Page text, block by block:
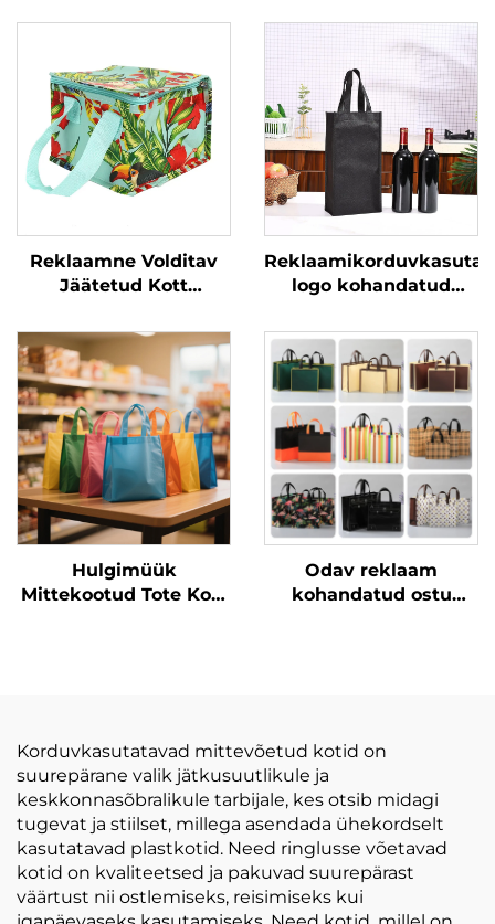
Reklaamne Volditav
Jäätetud Kott
Mahuti Toitumise
Soojaks Või Külma
Hoidmiseks
Valmistatud PP
Kudumata Materjalist
logo kohandatud
viinikotid viinipudelite
jaoks
Hulgimüük
Mittekootud Tote Kott
Odav reklaam
kohandatud ostu
Korduvkasutatavad mittevõetud kotid on
suurepärane valik jätkusuutlikule ja
keskkonnasõbralikule tarbijale, kes otsib midagi
tugevat ja stiilset, millega asendada ühekordselt
kasutatavad plastkotid. Need ringlusse võetavad
kotid on kvaliteetsed ja pakuvad suurepärast
väärtust nii ostlemiseks, reisimiseks kui